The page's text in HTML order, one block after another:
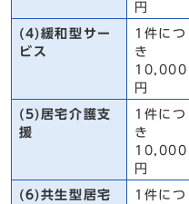
円
(4)緩和型サー
ビス
1件につ
き
10,000
円
(5)居宅介護支
援
1件につ
き
10,000
円
(6)共生型居宅
1件につ